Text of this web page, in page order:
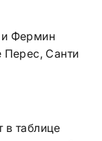
и Фермин
Перес, Санти
в таблице